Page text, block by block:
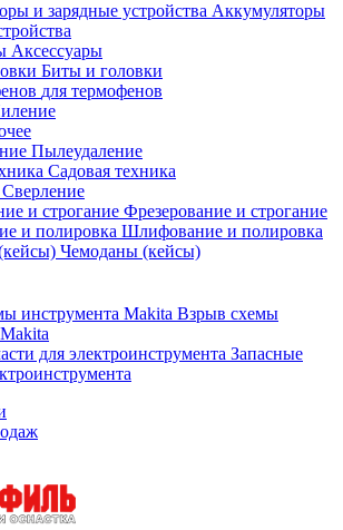
Аккумуляторы
Аксессуары
Биты и головки
для термофенов
Пылеудаление
Садовая техника
Сверление
Фрезерование и строгание
Шлифование и полировка
Чемоданы (кейсы)
Взрыв схемы
Запасные